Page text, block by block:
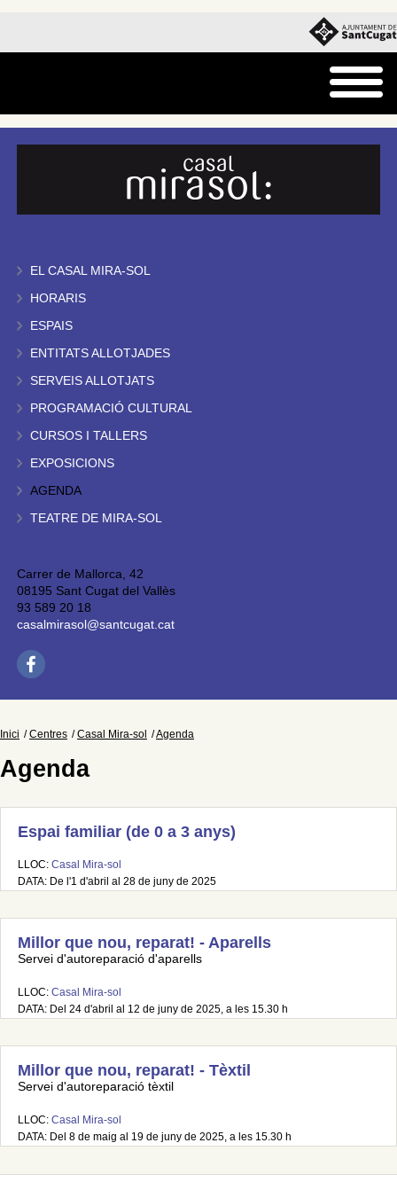
EL CASAL MIRA-SOL
HORARIS
ESPAIS
ENTITATS ALLOTJADES
SERVEIS ALLOTJATS
PROGRAMACIÓ CULTURAL
CURSOS I TALLERS
EXPOSICIONS
AGENDA
TEATRE DE MIRA-SOL
Carrer de Mallorca, 42
08195 Sant Cugat del Vallès
93 589 20 18
casalmirasol@santcugat.cat
Inici Centres Casal Mira-sol Agenda
Agenda
Espai familiar (de 0 a 3 anys)
LLOC: Casal Mira-sol
DATA: De l'1 d'abril al 28 de juny de 2025
Millor que nou, reparat! - Aparells
Servei d'autoreparació d'aparells
LLOC: Casal Mira-sol
DATA: Del 24 d'abril al 12 de juny de 2025, a les 15.30 h
Millor que nou, reparat! - Tèxtil
Servei d'autoreparació tèxtil
LLOC: Casal Mira-sol
DATA: Del 8 de maig al 19 de juny de 2025, a les 15.30 h